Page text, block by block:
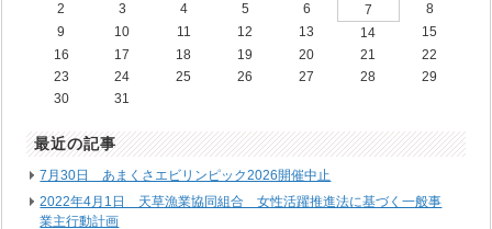
2
3 4 5 6 7
8
9
10 11 12 13 14
15
16
17 18 19 20 21
22
23
24 25 26 27 28
29
30
31
最近の記事
7月30日 あまくさエビリンピック2026開催中止
2022年4月1日 天草漁業協同組合 女性活躍推進法に基づく一般事
業主行動計画